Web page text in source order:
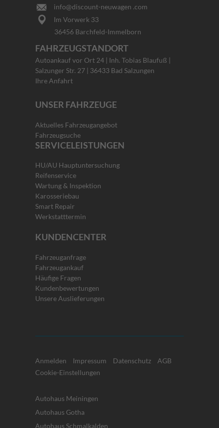
info@discount-neuwagen .com
Im Vorwerk 33
36456 Barchfeld-Immelborn
FAHRZEUGSTANDORT
Autoankauf vor Ort 24 | Inh. Tobias Blaufuß |
Salzunger Str. 27 | 36433 Bad Salzungen
Ihre Anfahrt
UNSER FAHRZEUGE
Aktuelles Fahrzeugangebot
Fahrzeugsuche
SERVICELEISTUNGEN
HU/AU Hauptuntersuchung
Reifenservice
Wartung & Inspektion
Karosseriebau
Smart Repair
Werkstatttermin
KUNDENCENTER
Fahrzeuganfrage
Fahrzeugankauf
Häufige Fragen
Kundenbewertungen
Unsere Auslieferungen
Anmelden Impressum Datenschutz
AGB
Cookie-Einstellungen
Autohaus Meiningen
Autohaus Gotha
Autohaus Schmalkalden